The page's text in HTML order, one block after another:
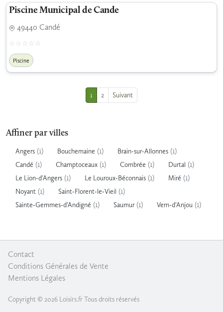
Affiner par villes
Angers (1) Bouchemaine (1) Brain-sur-Allonnes (1)
Candé (1) Champtoceaux (1) Combrée (1) Durtal (1)
Le Lion-d'Angers (1) Le Louroux-Béconnais (1) Miré (1)
Noyant (1) Saint-Florent-le-Vieil (1)
Sainte-Gemmes-d'Andigné (1) Saumur(1) Vern-d'Anjou (1)
Piscine Municipal de Cande
49440 Candé
Piscine
1 2 Suivant
Contact
Conditions Générales de Vente
Mentions Légales
Copyright © 2026 Loisirs.fr Tous droits réservés